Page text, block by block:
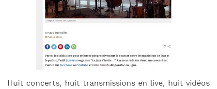
Huit concerts, huit transmissions en live, huit vidéos